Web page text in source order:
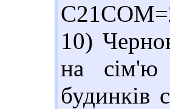
10)
на сім'ю
будинків